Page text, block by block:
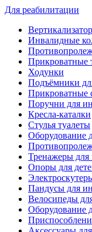
Для реабилитации
Инвалидные
Прикроватные
Ходунки
Подъёмники
Прикроватные
Поручни для
Кресла-каталки
Стулья туалеты
Оборудование
Тренажеры для
Опоры для
Пандусы для
Велосипеды
Оборудование